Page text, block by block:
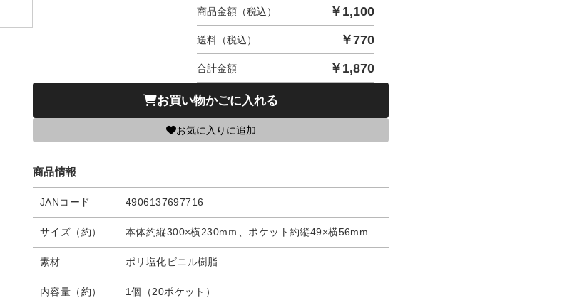
商品金額（税込） ￥ 1,100
送料（税込） ￥770
合計金額 ￥ 1,870
お買い物かごに入れる
お気に入りに追加
商品情報
JANコード 4906137697716
サイズ（約） 本体約縦300×横230mｍ、ポケット約縦49×横56mm
素材 ポリ塩化ビニル樹脂
内容量（約） 1個（20ポケット）